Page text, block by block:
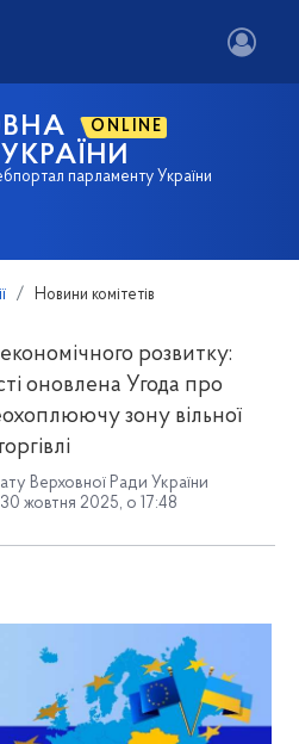
ONLINE
парламенту України
Новини комітетів
розвитку:
оновлена Угода про
зону вільної
Верховної Ради України
жовтня 2025, о 17:48